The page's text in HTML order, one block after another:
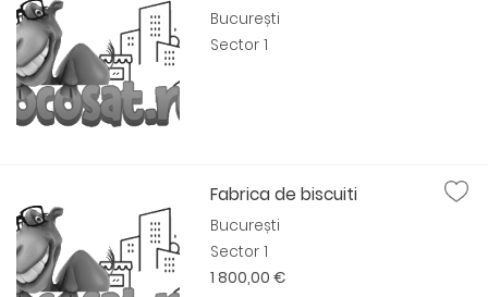
București
Sector 1
Fabrica de biscuiti
București
Sector 1
1 800,00 €